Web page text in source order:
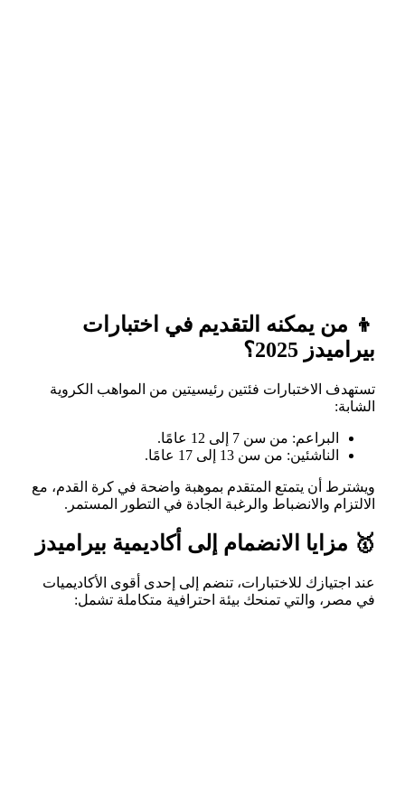
👦 من يمكنه التقديم في اختبارات
بيراميدز 2025؟
تستهدف الاختبارات فئتين رئيسيتين من المواهب الكروية
الشابة:
البراعم: من سن 7 إلى 12 عامًا.
الناشئين: من سن 13 إلى 17 عامًا.
ويشترط أن يتمتع المتقدم بموهبة واضحة في كرة القدم، مع
الالتزام والانضباط والرغبة الجادة في التطور المستمر.
🥇 مزايا الانضمام إلى أكاديمية بيراميدز
عند اجتيازك للاختبارات، تنضم إلى إحدى أقوى الأكاديميات
في مصر، والتي تمنحك بيئة احترافية متكاملة تشمل: